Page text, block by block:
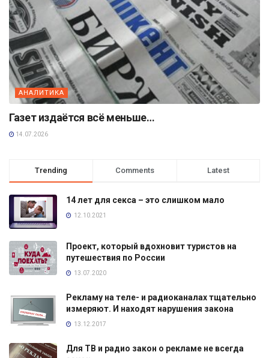
АНАЛИТИКА
Газет издаётся всё меньше…
14.07.2026
Trending Comments Latest
14 лет для секса – это слишком мало
12.10.2021
Проект, который вдохновит туристов на
путешествия по России
13.07.2020
Рекламу на теле- и радиоканалах тщательно
измеряют. И находят нарушения закона
13.12.2017
Для ТВ и радио закон о рекламе не всегда